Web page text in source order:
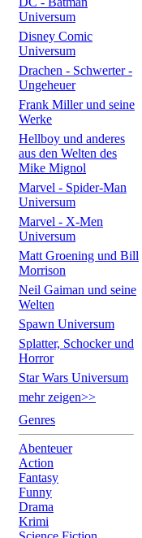
Universum
Disney Comic
Universum
Drachen - Schwerter -
Ungeheuer
Frank Miller und seine
Werke
Hellboy und anderes
aus den Welten des
Mike Mignol
Marvel - Spider-Man
Universum
Marvel - X-Men
Universum
Matt Groening und Bill
Morrison
Neil Gaiman und seine
Welten
Spawn Universum
Splatter, Schocker und
Horror
Star Wars Universum
mehr zeigen>>
Genres
Abenteuer
Action
Fantasy
Funny
Drama
Krimi